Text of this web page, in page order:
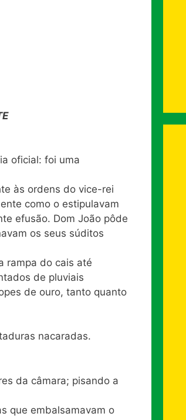
oficial: foi uma
às ordens do vice-rei
como o estipulavam
efusão. Dom João pôde
os seus súditos
rampa do cais até
de pluviais
de ouro, tanto quanto
nacaradas.
da câmara; pisando a
que embalsamavam o